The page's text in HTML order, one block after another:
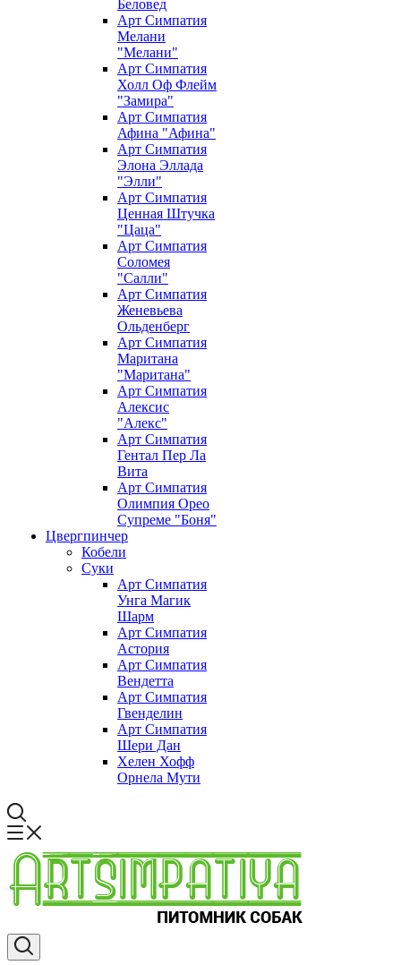
Беловед
Арт Симпатия
Мелани
"Мелани"
Арт Симпатия
Холл Оф Флейм
"Замира"
Арт Симпатия
Афина "Афина"
Арт Симпатия
Элона Эллада
"Элли"
Арт Симпатия
Ценная Штучка
"Цаца"
Арт Симпатия
Соломея
"Салли"
Арт Симпатия
Женевьева
Ольденберг
Арт Симпатия
Маритана
"Маритана"
Арт Симпатия
Алексис
"Алекс"
Арт Симпатия
Гентал Пер Ла
Вита
Арт Симпатия
Олимпия Орео
Супреме "Боня"
Цвергпинчер
Кобели
Суки
Арт Симпатия
Унга Магик
Шарм
Арт Симпатия
Астория
Арт Симпатия
Вендетта
Арт Симпатия
Гвенделин
Арт Симпатия
Шери Дан
Хелен Хофф
Орнела Мути